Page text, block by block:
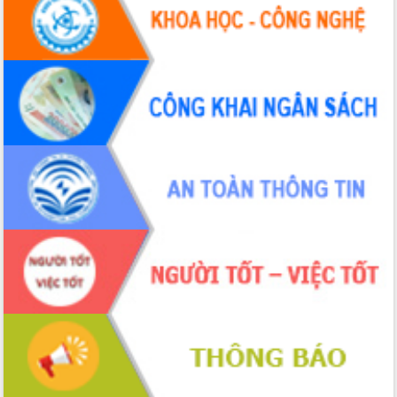
Tháo gỡ những vướng mắc, đẩy mạnh
công tác cải cách thủ tục hành chính
tại Trung tâm Phục vụ hành chính
công tỉnh
Đắk Lắk: Tôn vinh 46 giải pháp tại Hội
thi Sáng tạo Kỹ thuật 2024 - 2025
Đắk Lắk rà soát, điều chỉnh Đề án 190
về phát triển nuôi trồng thủy sản
Phó Chủ tịch UBND tỉnh Đắk Lắk
Trương Công Thái kiểm tra thực địa
Dự án cao tốc Khánh Hòa - Buôn Ma
Định vị cà phê Việt Nam như một “di
sản sống” trong dòng chảy toàn cầu
Xây dựng nông thôn mới: Nâng cao đời
sống người dân từ những mô hình thiết
Quyết liệt tháo gỡ vướng mắc, đẩy
nhanh tiến độ các dự án trọng điểm
trong Khu kinh tế Nam Phú Yên